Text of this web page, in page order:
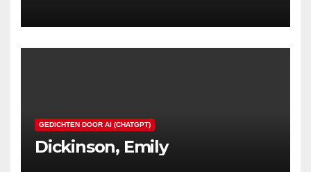
GEDICHTEN DOOR AI (CHATGPT)
Dickinson, Emily